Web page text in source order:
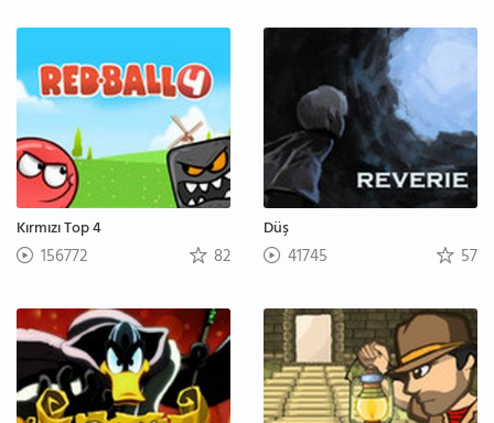
Kırmızı Top 4
156772 82
Düş
41745 57